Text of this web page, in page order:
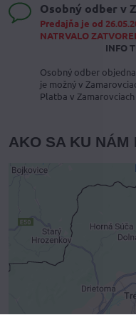
Osobný odber v
Predajňa je od
NATRVALO
INFO
Osobný odber
je možný v
Platba v
AKO SA KU NÁM
Externý
Voľbami
Prajete si načítať
Povoliť